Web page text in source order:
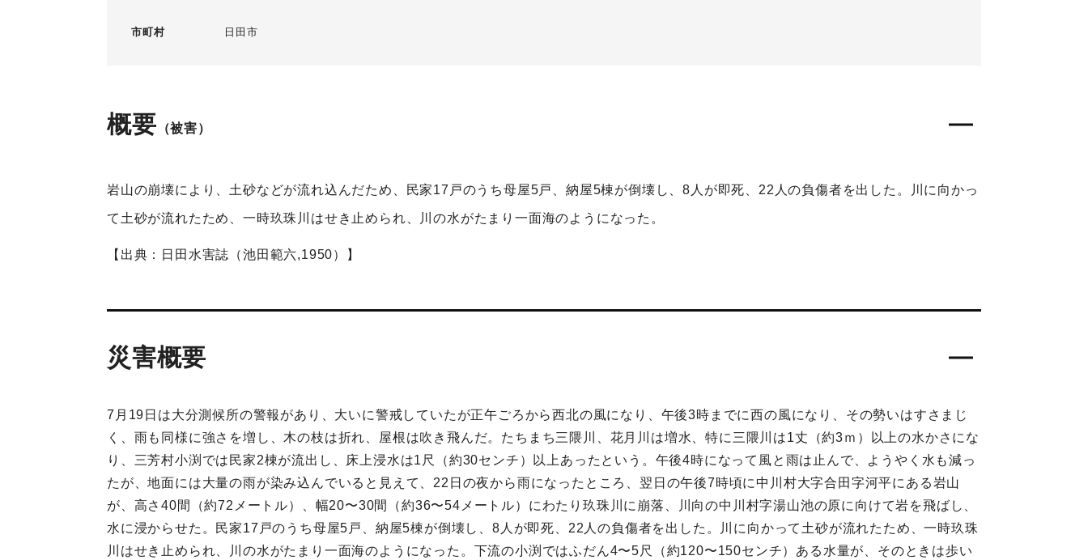
市町村 日田市
概要 （被害）
岩山の崩壊により、土砂などが流れ込んだため、民家17戸のうち母屋5戸、納屋5棟が倒壊し、8人が即死、22人の負傷者を出した。川に向かっ
て土砂が流れたため、一時玖珠川はせき止められ、川の水がたまり一面海のようになった。
【出典：日田水害誌（池田範六,1950）】
災害概要
7月19日は大分測候所の警報があり、大いに警戒していたが正午ごろから西北の風になり、午後3時までに西の風になり、その勢いはすさまじ
く、雨も同様に強さを増し、木の枝は折れ、屋根は吹き飛んだ。たちまち三隈川、花月川は増水、特に三隈川は1丈（約3ｍ）以上の水かさにな
り、三芳村小渕では民家2棟が流出し、床上浸水は1尺（約30センチ）以上あったという。午後4時になって風と雨は止んで、ようやく水も減っ
たが、地面には大量の雨が染み込んでいると見えて、22日の夜から雨になったところ、翌日の午後7時頃に中川村大字合田字河平にある岩山
が、高さ40間（約72メートル）、幅20〜30間（約36〜54メートル）にわたり玖珠川に崩落、川向の中川村字湯山池の原に向けて岩を飛ばし、
水に浸からせた。民家17戸のうち母屋5戸、納屋5棟が倒壊し、8人が即死、22人の負傷者を出した。川に向かって土砂が流れたため、一時玖珠
川はせき止められ、川の水がたまり一面海のようになった。下流の小渕ではふだん4〜5尺（約120〜150センチ）ある水量が、そのときは歩い